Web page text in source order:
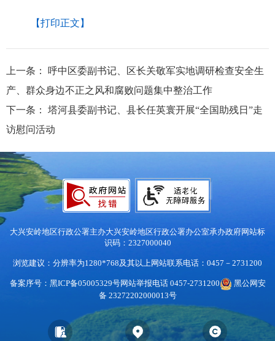
【打印正文】
上一条：
呼中区委副书记、区长关敬军实地调研检查安全生
产、群众身边不正之风和腐败问题集中整治工作
下一条：
塔河县委副书记、县长任英寰开展“全国助残日”走
访慰问活动
大兴安岭地区行政公署主办大兴安岭地区行政公署办公室承办政府网站标
识码：2327000040
浏览建议：分辨率为1280*768及其以上网站联系电话：0457－2731200
备案序号：黑ICP备05005329号网站举报电话 0457-2731200
黑公网安
备 23272202000013号